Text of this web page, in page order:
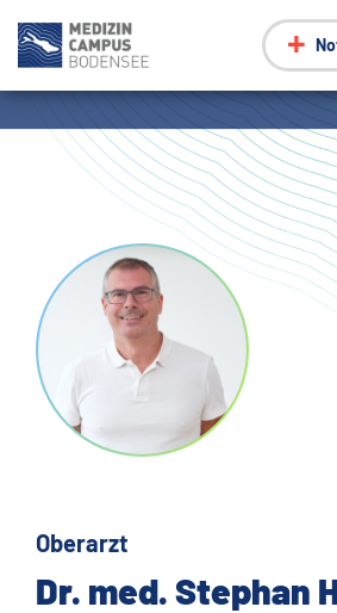
Oberarzt
Dr. med. Stephan